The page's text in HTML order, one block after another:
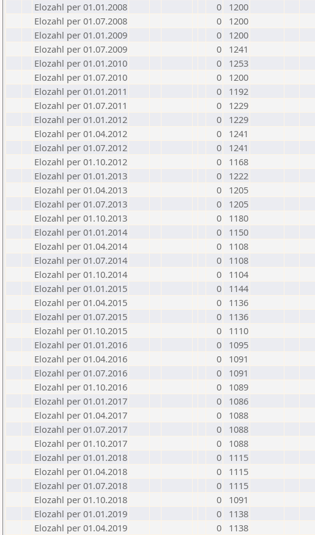
Elozahl per 01.01.2008
0
1200
Elozahl per 01.07.2008
0
1200
Elozahl per 01.01.2009
0
1200
Elozahl per 01.07.2009
0
1241
Elozahl per 01.01.2010
0
1253
Elozahl per 01.07.2010
0
1200
Elozahl per 01.01.2011
0
1192
Elozahl per 01.07.2011
0
1229
Elozahl per 01.01.2012
0
1229
Elozahl per 01.04.2012
0
1241
Elozahl per 01.07.2012
0
1241
Elozahl per 01.10.2012
0
1168
Elozahl per 01.01.2013
0
1222
Elozahl per 01.04.2013
0
1205
Elozahl per 01.07.2013
0
1205
Elozahl per 01.10.2013
0
1180
Elozahl per 01.01.2014
0
1150
Elozahl per 01.04.2014
0
1108
Elozahl per 01.07.2014
0
1108
Elozahl per 01.10.2014
0
1104
Elozahl per 01.01.2015
0
1144
Elozahl per 01.04.2015
0
1136
Elozahl per 01.07.2015
0
1136
Elozahl per 01.10.2015
0
1110
Elozahl per 01.01.2016
0
1095
Elozahl per 01.04.2016
0
1091
Elozahl per 01.07.2016
0
1091
Elozahl per 01.10.2016
0
1089
Elozahl per 01.01.2017
0
1086
Elozahl per 01.04.2017
0
1088
Elozahl per 01.07.2017
0
1088
Elozahl per 01.10.2017
0
1088
Elozahl per 01.01.2018
0
1115
Elozahl per 01.04.2018
0
1115
Elozahl per 01.07.2018
0
1115
Elozahl per 01.10.2018
0
1091
Elozahl per 01.01.2019
0
1138
Elozahl per 01.04.2019
0
1138